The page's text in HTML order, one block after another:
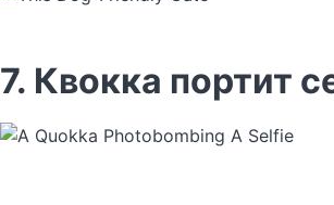
7. Квокка портит